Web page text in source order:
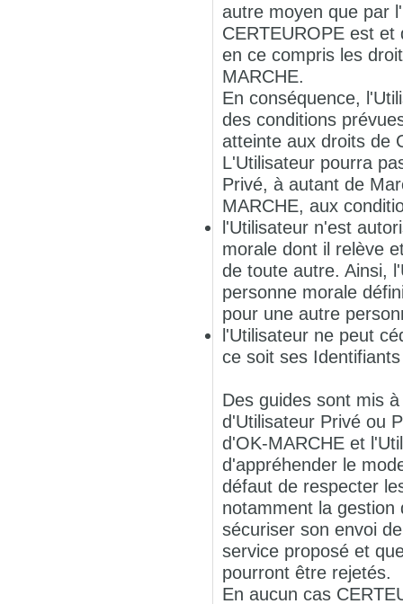
autre moyen que par
CERTEUROPE est
en ce compris les
MARCHE.
En conséquence,
des conditions
atteinte aux droits de
L'Utilisateur pourra
Privé, à autant de
MARCHE, aux
l'Utilisateur n'est
morale dont il relève
de toute autre. Ainsi,
personne morale
pour une autre
l'Utilisateur ne peut
ce soit ses
Des guides sont mis
d'Utilisateur Privé ou
d'OK-MARCHE et
d'appréhender le
défaut de respecter
notamment la
sécuriser son envoi
service proposé et
pourront être rejetés.
En aucun cas